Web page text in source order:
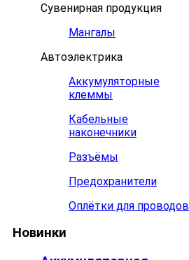
Сувенирная продукция
Мангалы
Автоэлектрика
Аккумуляторные
клеммы
Кабельные
наконечники
Разъёмы
Предохранители
Оплётки для проводов
Новинки